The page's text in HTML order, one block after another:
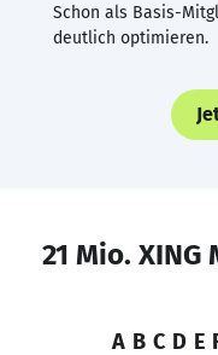
Schon als Basis-
deutlich optimieren.
21 Mio.
A B C D E